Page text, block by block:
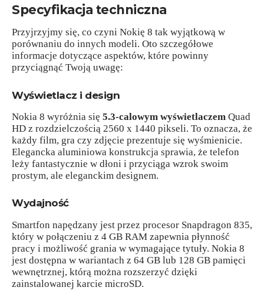
Specyfikacja techniczna
Przyjrzyjmy się, co czyni Nokię 8 tak wyjątkową w
porównaniu do innych modeli. Oto szczegółowe
informacje dotyczące aspektów, które powinny
przyciągnąć Twoją uwagę:
Wyświetlacz i design
Nokia 8 wyróżnia się 5.3-calowym wyświetlaczem Quad
HD z rozdzielczością 2560 x 1440 pikseli. To oznacza, że
każdy film, gra czy zdjęcie prezentuje się wyśmienicie.
Elegancka aluminiowa konstrukcja sprawia, że telefon
leży fantastycznie w dłoni i przyciąga wzrok swoim
prostym, ale eleganckim designem.
Wydajność
Smartfon napędzany jest przez procesor Snapdragon 835,
który w połączeniu z 4 GB RAM zapewnia płynność
pracy i możliwość grania w wymagające tytuły. Nokia 8
jest dostępna w wariantach z 64 GB lub 128 GB pamięci
wewnętrznej, którą można rozszerzyć dzięki
zainstalowanej karcie microSD.